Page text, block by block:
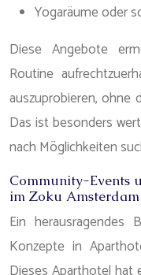
Yogaräume oder
Diese Angebote
Routine
auszuprobieren, ohne
Das ist besonders
nach Möglichkeiten
Community-Events
im Zoku Amsterdam
Ein herausragendes
Konzepte in